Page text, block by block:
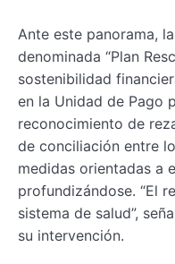
Ante este panorama,
denominada “Plan
sostenibilidad
en la Unidad de Pago
reconocimiento de
de conciliación entre
medidas orientadas a
profundizándose. “El
sistema de salud”,
su intervención.